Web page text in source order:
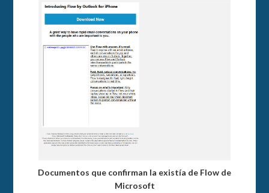
Documentos que confirman la existía de Flow de
Microsoft